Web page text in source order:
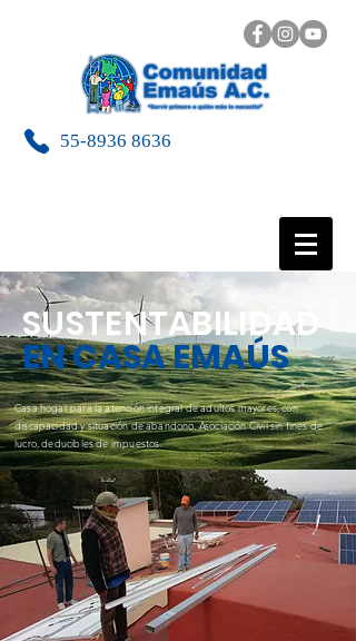
55-8936 8636
SUSTENTABILIDAD
EN CASA EMAÚS
Casa hogar para la atención integral de adultos mayores, con
discapacidad y situación de abandono. Asociación Civil sin fines de
lucro, deducibles de impuestos.